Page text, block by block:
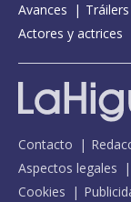
Avances
Tráilers
Actores y actrices
Contacto
Aspectos legales
Cookies